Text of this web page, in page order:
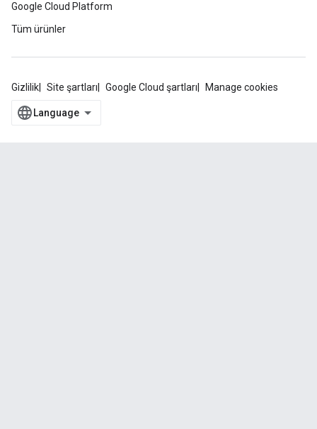
Google Cloud Platform
Tüm ürünler
Gizlilik Site şartları Google Cloud şartları Manage cookies